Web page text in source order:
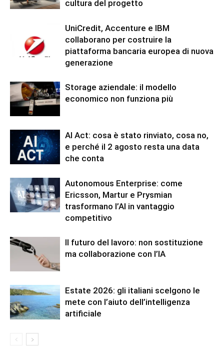
cultura del progetto
UniCredit, Accenture e IBM
collaborano per costruire la
piattaforma bancaria europea di nuova
generazione
Storage aziendale: il modello
economico non funziona più
AI Act: cosa è stato rinviato, cosa no,
e perché il 2 agosto resta una data
che conta
Autonomous Enterprise: come
Ericsson, Martur e Prysmian
trasformano l’AI in vantaggio
competitivo
Il futuro del lavoro: non sostituzione
ma collaborazione con l’IA
Estate 2026: gli italiani scelgono le
mete con l’aiuto dell’intelligenza
artificiale